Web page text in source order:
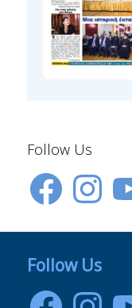
Follow Us
FacebookInstagram
Follow Us
FacebookInstagram